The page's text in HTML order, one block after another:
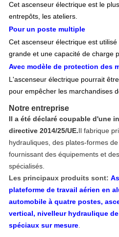
Cet ascenseur électrique est le
entrepôts, les ateliers.
Pour un poste multiple
Cet ascenseur électrique est
grande et une capacité de charge
Avec modèle de protection des
L'ascenseur électrique pourrait
pour empêcher les marchandises
Notre entreprise
Il a été déclaré coupable d'une
directive 2014/25/UE.Il fabrique
hydrauliques, des plates-formes de
fournissant des équipements et
spécialisés.
Les principaux produits sont:
plateforme de travail aérien en
automobile à quatre postes,
vertical, nivelleur hydraulique
spéciaux sur mesure.